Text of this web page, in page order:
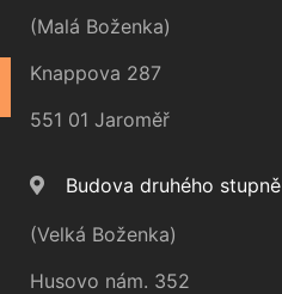
(Malá Boženka)
Knappova 287
551 01 Jaroměř
Budova druhého stupně
(Velká Boženka)
Husovo nám. 352